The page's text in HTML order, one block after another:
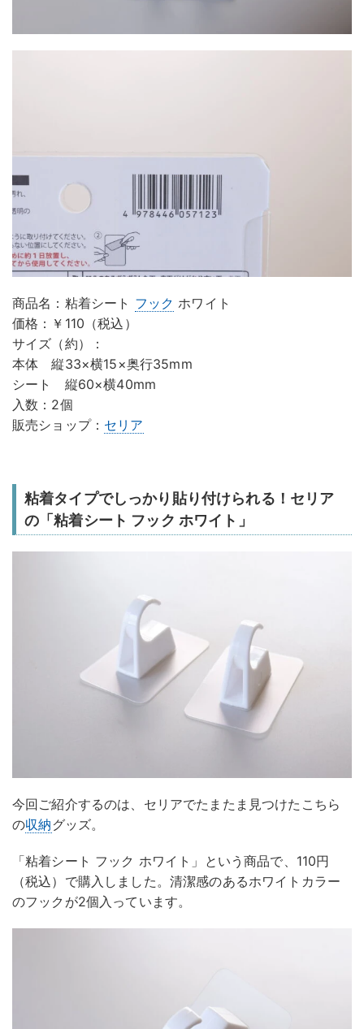
商品名：粘着シート フック ホワイト
価格：￥110（税込）
サイズ（約）：
本体 縦33×横15×奥行35mm
シート 縦60×横40mm
入数：2個
販売ショップ： セリア
粘着タイプでしっかり貼り付けられる！セリア
の「粘着シート フック ホワイト」
今回ご紹介するのは、セリアでたまたま見つけたこちら
の収納グッズ。
「粘着シート フック ホワイト」という商品で、110円
（税込）で購入しました。清潔感のあるホワイトカラー
のフックが2個入っています。